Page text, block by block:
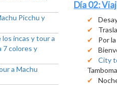
Día 02:
Por
City
Picchu y
los incas y tour a
7 colores y
a Machu